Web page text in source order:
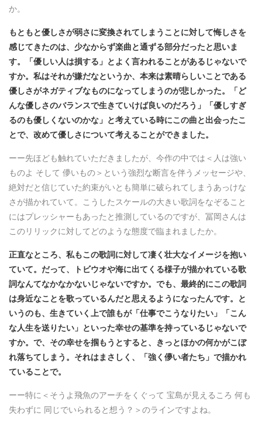
か。
もともと優しさが弱さに変換されてしまうことに対して悔しさを
感じてきたのは、少なからず楽曲と通ずる部分だったと思いま
す。「優しい人は損する」とよく言われることがあるじゃないで
すか。私はそれが嫌だなというか、本来は素晴らしいことである
優しさがネガティブなものになってしまうのが悲しかった。「ど
んな優しさのバランスで生きていけば良いのだろう」「優しすぎ
るのも優しくないのかな」と考えている時にこの曲と出会ったこ
とで、改めて優しさについて考えることができました。
ーー先ほども触れていただきましたが、今作の中では＜人は強い
ものよ そして 儚いもの＞という強烈な断言を伴うメッセージや、
絶対だと信じていた約束がいとも簡単に破られてしまうあっけな
さが描かれていて。こうしたスケールの大きい歌詞をなぞること
にはプレッシャーもあったと推測しているのですが、冨岡さんは
このリリックに対してどのような態度で臨まれましたか。
正直なところ、私もこの歌詞に対して凄く壮大なイメージを抱い
ていて。だって、トビウオや海に出てくる様子が描かれている歌
詞なんてなかなかないじゃないですか。でも、最終的にこの歌詞
は身近なことを歌っているんだと思えるようになったんです。と
いうのも、生きていく上で誰もが「仕事でこうなりたい」「こん
な人生を送りたい」といった幸せの基準を持っているじゃないで
すか。で、その幸せを掴もうとすると、きっとほかの何かがこぼ
れ落ちてしまう。それはまさしく、「強く儚い者たち」で描かれ
ていることで。
ーー特に＜そうよ飛魚のアーチをくぐって 宝島が見えるころ 何も
失わずに 同じでいられると想う？＞のラインですよね。